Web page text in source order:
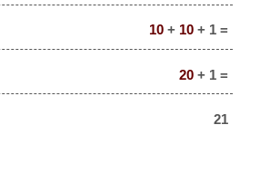
10 + 10 + 1 =
20 + 1 =
21